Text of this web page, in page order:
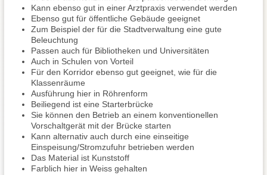
Kann ebenso gut in einer Arztpraxis verwendet werden
Ebenso gut für öffentliche Gebäude geeignet
Zum Beispiel der für die Stadtverwaltung eine gute
Beleuchtung
Passen auch für Bibliotheken und Universitäten
Auch in Schulen von Vorteil
Für den Korridor ebenso gut geeignet, wie für die
Klassenräume
Ausführung hier in Röhrenform
Beiliegend ist eine Starterbrücke
Sie können den Betrieb an einem konventionellen
Vorschaltgerät mit der Brücke starten
Kann alternativ auch durch eine einseitige
Einspeisung/Stromzufuhr betrieben werden
Das Material ist Kunststoff
Farblich hier in Weiss gehalten